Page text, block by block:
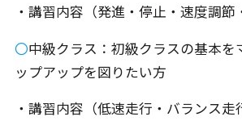
・講習内容（発進・停止・速度調節
〇中級クラス：初級クラスの基本を
ップアップを図りたい方
・講習内容（低速走行・バランス